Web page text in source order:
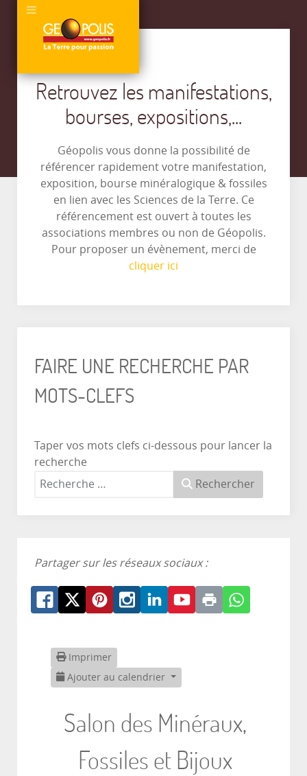
Retrouvez les manifestations,
bourses, expositions,...
Géopolis vous donne la possibilité de
référencer rapidement votre manifestation,
exposition, bourse minéralogique & fossiles
en lien avec les Sciences de la Terre. Ce
référencement est ouvert à toutes les
associations membres ou non de Géopolis.
Pour proposer un évènement, merci de
cliquer ici
FAIRE UNE RECHERCHE PAR
MOTS-CLEFS
Taper vos mots clefs ci-dessous pour lancer la
recherche
Rechercher
Partager sur les réseaux sociaux :
Imprimer
Ajouter au calendrier
Salon des Minéraux,
Fossiles et Bijoux